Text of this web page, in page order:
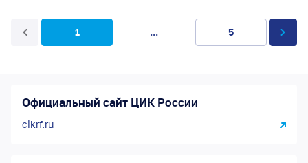
1 ... 5
Официальный сайт ЦИК России
cikrf.ru